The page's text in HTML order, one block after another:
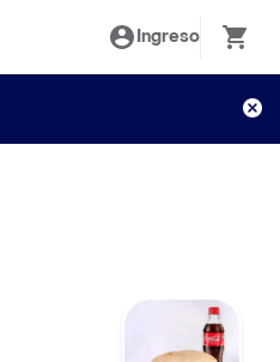
Ingreso